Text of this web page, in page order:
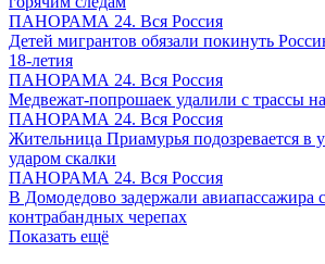
ПАНОРАМА 24. Вся Россия
Детей мигрантов обязали покинуть
18-летия
ПАНОРАМА 24. Вся Россия
Медвежат-попрошаек удалили с трассы
ПАНОРАМА 24. Вся Россия
Жительница Приамурья подозревается в
ударом скалки
ПАНОРАМА 24. Вся Россия
В Домодедово задержали авиапассажира
контрабандных черепах
Показать ещё